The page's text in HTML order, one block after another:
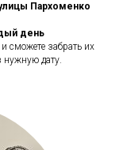
Пархоменко
день
сможете забрать их
нужную дату.